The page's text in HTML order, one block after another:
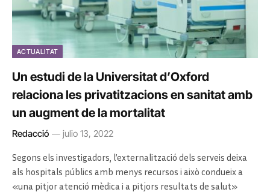
ACTUALITAT
Un estudi de la Universitat d’Oxford
relaciona les privatitzacions en sanitat amb
un augment de la mortalitat
Redacció julio 13, 2022
Segons els investigadors, l’externalització dels serveis deixa
als hospitals públics amb menys recursos i això condueix a
«una pitjor atenció mèdica i a pitjors resultats de salut»